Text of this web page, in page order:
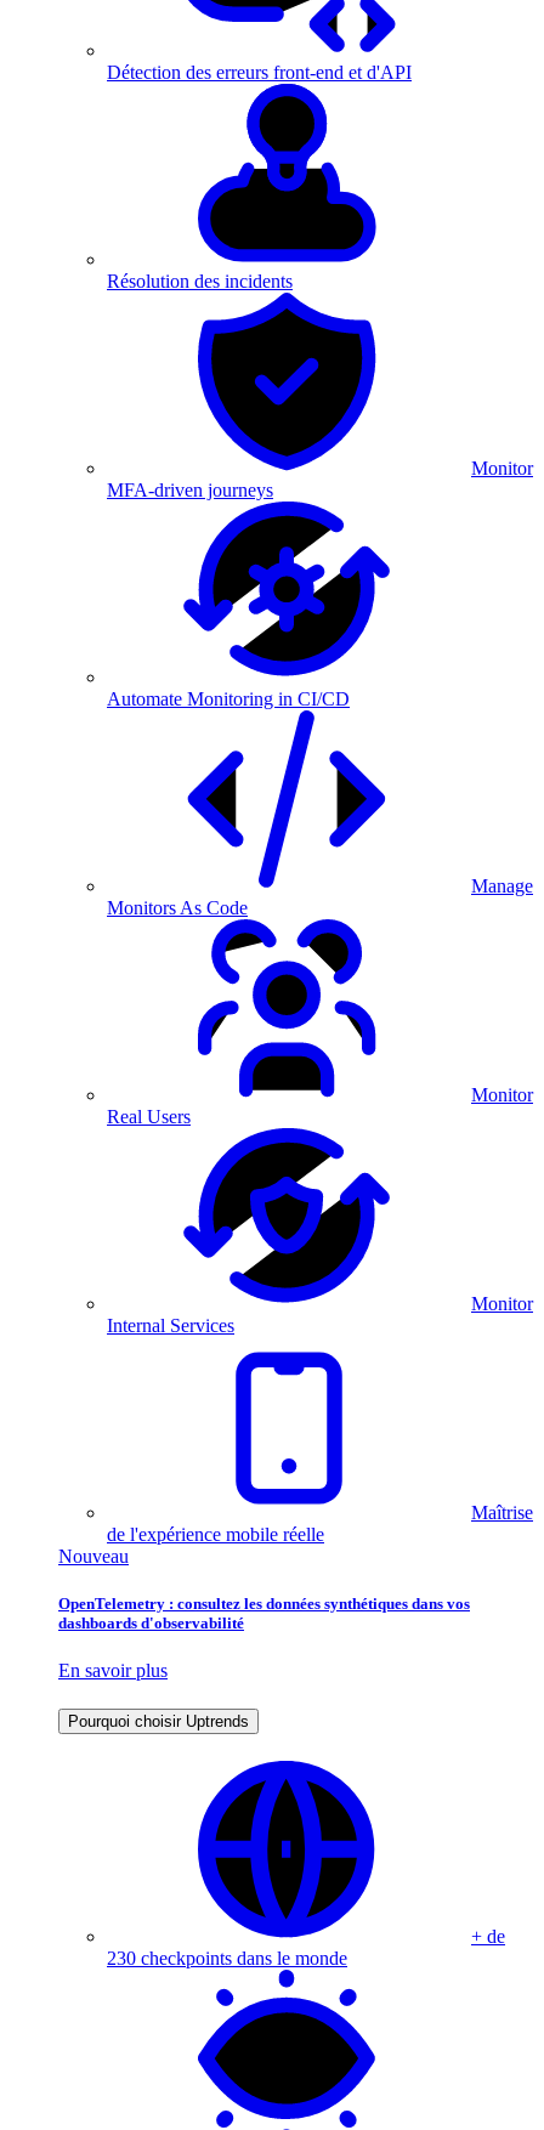
Détection des erreurs front-end et d'API
Résolution des incidents
Monitor
MFA-driven journeys
Automate Monitoring in CI/CD
Manage
Monitors As Code
Monitor
Real Users
Monitor
Internal Services
Maîtrise
de l'expérience mobile réelle
Nouveau
OpenTelemetry : consultez les données synthétiques dans vos
dashboards d'observabilité
En savoir plus
Pourquoi choisir Uptrends
+ de
230 checkpoints dans le monde